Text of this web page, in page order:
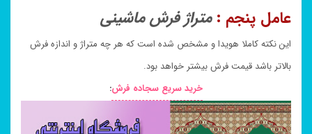
عامل پنجم : متراژ فرش ماشینی
این نکته کاملا هویدا و مشخص شده است که هر چه متراژ و اندازه فرش
بالاتر باشد قیمت فرش بیشتر خواهد بود.
خرید سریع سجاده فرش: